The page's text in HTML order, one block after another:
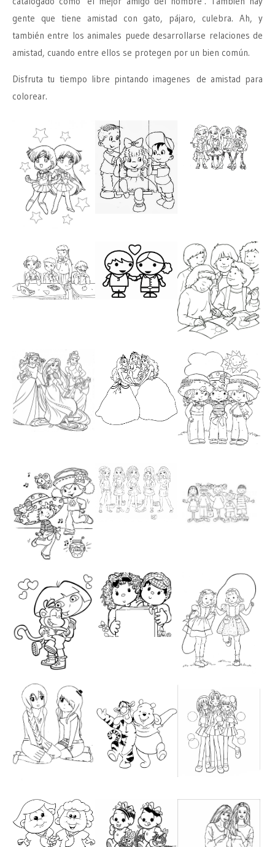
gente que tiene amistad con gato, pájaro, culebra. Ah, y
también entre los animales puede desarrollarse relaciones de
amistad, cuando entre ellos se protegen por un bien común.
Disfruta tu tiempo libre pintando imagenes de amistad para
colorear.